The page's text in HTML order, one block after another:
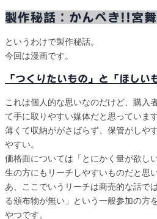
製作秘話：かんぺき!!宮
というわけで製作秘話。
今回は漫画です。
「つくりたいもの」と「ほしい
これは個人的な思いなのだけど、購入
て手に取りやすい媒体だと思っています
薄くて収納ががさばらず、保管がしや
やすい。
価格面については「とにかく量が欲し
生の方にもリーチしやすいものだと思い
あ、ここでいうリーチは商売的な話で
る頒布物が無い」という一般参加の方
やつです。